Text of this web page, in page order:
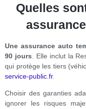
Quelles
Une assurance auto
90 jours . Elle inclut la
qui protège les tiers
service-public.fr.
Choisir des garanties
ignorer les risques